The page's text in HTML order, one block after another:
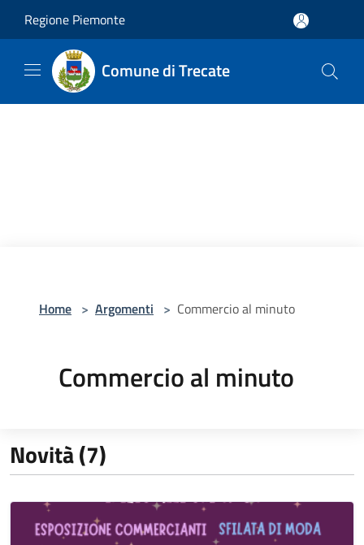
Regione Piemonte
Comune di Trecate
Home > Argomenti > Commercio al minuto
Commercio al minuto
Novità (7)